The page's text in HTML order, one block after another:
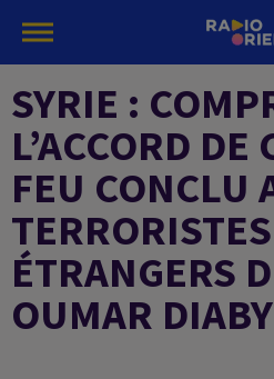
SYRIE :
L’ACCORD DE
FEU CONCLU
TERRORISTES
ÉTRANGERS
OUMAR DIABY